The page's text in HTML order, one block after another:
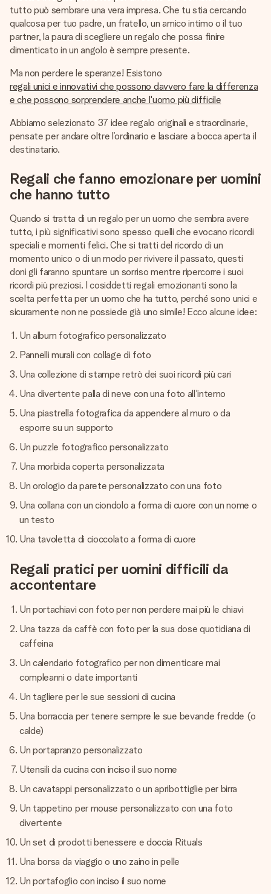
una tua foto o un messaggio che tocchi il cuore. Nessuna
complicazione, solo tanto amore per il momento perfetto.
tutto può sembrare una vera impresa. Che tu stia cercando
qualcosa per tuo padre, un fratello, un amico intimo o il tuo
partner, la paura di scegliere un regalo che possa finire
dimenticato in un angolo è sempre presente.
Ma non perdere le speranze! Esistono
regali unici e innovativi che possono davvero fare la differenza
e che possono sorprendere anche l'uomo più difficile
Abbiamo selezionato 37 idee regalo originali e straordinarie,
pensate per andare oltre l’ordinario e lasciare a bocca aperta il
destinatario.
Regali che fanno emozionare per uomini
che hanno tutto
Quando si tratta di un regalo per un uomo che sembra avere
tutto, i più significativi sono spesso quelli che evocano ricordi
speciali e momenti felici. Che si tratti del ricordo di un
momento unico o di un modo per rivivere il passato, questi
doni gli faranno spuntare un sorriso mentre ripercorre i suoi
ricordi più preziosi. I cosiddetti regali emozionanti sono la
scelta perfetta per un uomo che ha tutto, perché sono unici e
sicuramente non ne possiede già uno simile! Ecco alcune idee:
Un album fotografico personalizzato
Pannelli murali con collage di foto
Una collezione di stampe retrò dei suoi ricordi più cari
Una divertente palla di neve con una foto all'interno
Una piastrella fotografica da appendere al muro o da
esporre su un supporto
Un puzzle fotografico personalizzato
Una morbida coperta personalizzata
Un orologio da parete personalizzato con una foto
Una collana con un ciondolo a forma di cuore con un nome o
un testo
Una tavoletta di cioccolato a forma di cuore
Regali pratici per uomini difficili da
accontentare
Un portachiavi con foto per non perdere mai più le chiavi
Una tazza da caffè con foto per la sua dose quotidiana di
caffeina
Un calendario fotografico per non dimenticare mai
compleanni o date importanti
Un tagliere per le sue sessioni di cucina
Una borraccia per tenere sempre le sue bevande fredde (o
calde)
Un portapranzo personalizzato
Utensili da cucina con inciso il suo nome
Un cavatappi personalizzato o un apribottiglie per birra
Un tappetino per mouse personalizzato con una foto
divertente
Un set di prodotti benessere e doccia Rituals
Una borsa da viaggio o uno zaino in pelle
Un portafoglio con inciso il suo nome